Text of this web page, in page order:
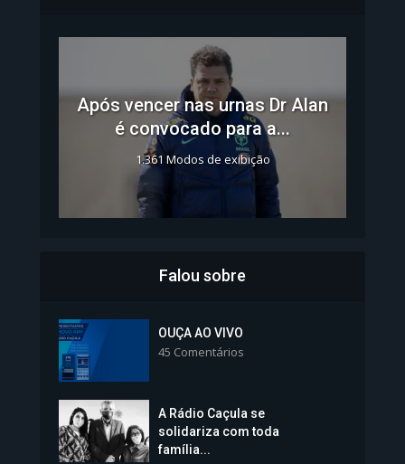
Após vencer nas urnas Dr Alan
é convocado para a...
1.361 Modos de exibição
Colégios da Polícia...
Falou sobre
OUÇA AO VIVO
45 Comentários
A Rádio Caçula se
solidariza com toda
família...